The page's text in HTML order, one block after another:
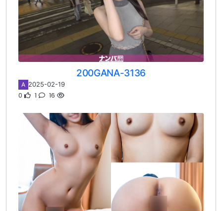
200GANA-3136
A 2025-02-19
0 1 16